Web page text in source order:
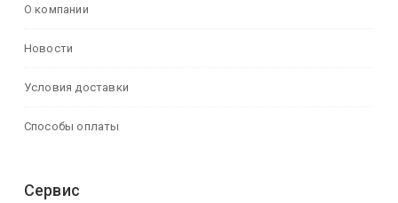
О компании
Новости
Условия доставки
Способы оплаты
Сервис